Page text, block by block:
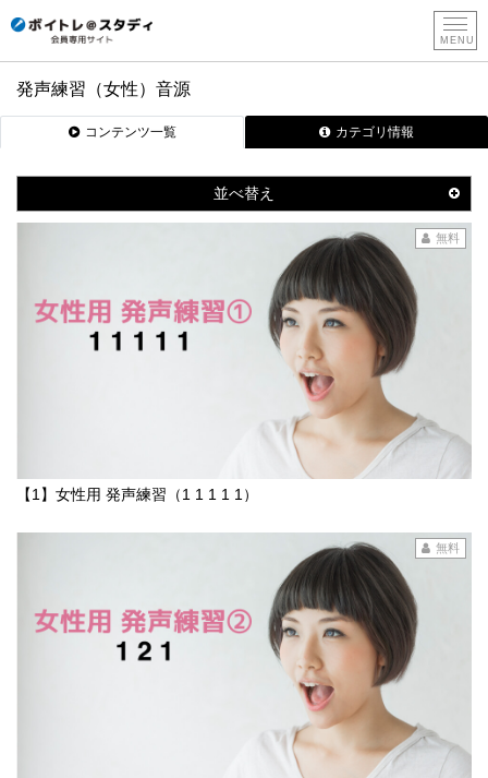
発声練習（女性）音源
コンテンツ一覧 カテゴリ情報
並べ替え
【1】女性用 発声練習（1 1 1 1 1）
無料
無料